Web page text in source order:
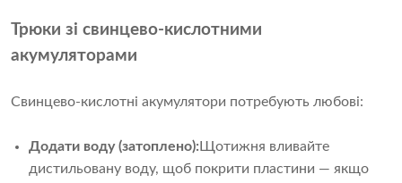
Трюки зі свинцево-кислотними
акумуляторами
Свинцево-кислотні акумулятори потребують любові:
Додати воду (затоплено): Щотижня вливайте
дистильовану воду, щоб покрити пластини — якщо